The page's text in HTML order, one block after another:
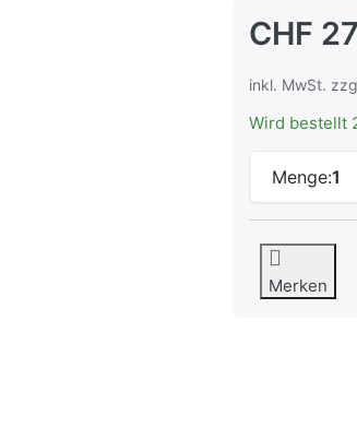
CHF
inkl. MwSt.
Wird bestellt
Menge:1
Merken